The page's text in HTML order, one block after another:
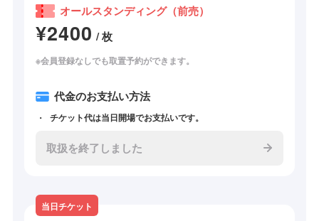
オールスタンディング（前売）
¥2400 / 枚
※会員登録なしでも取置予約ができます。
代金のお支払い方法
チケット代は当日開場でお支払いです。
取扱を終了しました
当日チケット